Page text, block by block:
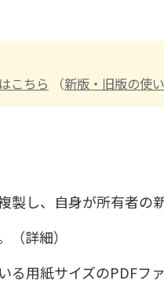
こちら （新版・旧版の使
し、自身が所有者の
詳細）
用紙サイズのPDFフ